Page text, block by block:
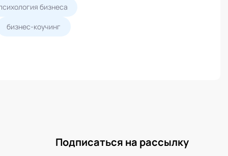
бизнеса
бизнес-коучинг
Подписаться на рассылку